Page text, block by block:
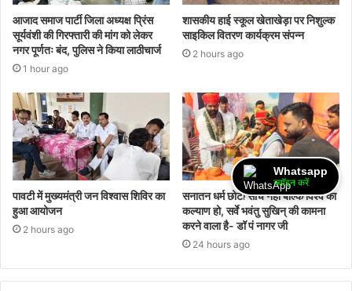
आजाद समाज पार्टी जिला अध्यक्ष प्रिंस
सूर्यवंशी की गिरफ्तारी की मांग को लेकर
नगर पूर्णतः बंद, पुलिस ने किया लाठीचार्ज
1 hour ago
शासकीय हाई स्कूल खेताखेड़ा पर निशुल्क
साइकिल वितरण कार्यक्रम संपन्न
2 hours ago
पावटी में मुख्यमंत्री जन विश्वास शिविर का
हुआ आयोजन
2 hours ago
सनातन धर्म छोटी सोच नहीं बल्कि विश्व का
कल्याण हो, सर्वे भवंतु सुखिन् की कामना
करने वाला है- डॉ पं नागर जी
24 hours ago
Whatsapp
ज्वॉइन करें